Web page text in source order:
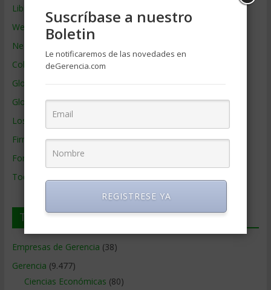
Libros de Gerencia
Webs de Gerencia
Negocios por País
Colaboradores de Gerencia
Glosario
Glosario Inglés – Español
Los mejores MBA
Firmas de Gerencia
Formación de Gerencia
Todos los Temas
Temas de Gerencia
Empresas de Gerencia (38)
Gerencia (9.477)
Ciencias Económicas (80)
Suscríbase a nuestro
Boletin
Le notificaremos de las novedades en
deGerencia.com
REGISTRESE YA